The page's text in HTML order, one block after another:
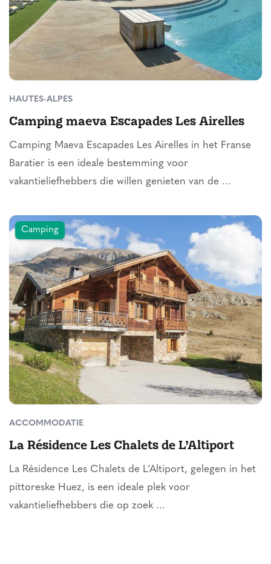
HAUTES-ALPES
Camping maeva Escapades Les Airelles
Camping Maeva Escapades Les Airelles in het Franse
Baratier is een ideale bestemming voor
vakantieliefhebbers die willen genieten van de ...
Camping
ACCOMMODATIE
La Résidence Les Chalets de L’Altiport
La Résidence Les Chalets de L’Altiport, gelegen in het
pittoreske Huez, is een ideale plek voor
vakantieliefhebbers die op zoek ...